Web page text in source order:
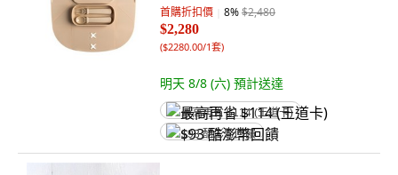
首購折扣價 8%$2,480
$2,280
($2280.00/1套)
明天 8/8 (六) 預計送達
最高再省 $114 (王道卡)
$93 酷澎幣回饋